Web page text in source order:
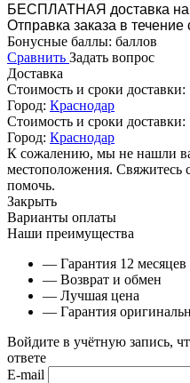
БЕСПЛАТНАЯ доставка на
Отправка заказа в течение
Бонусные баллы: баллов
Сравнить Задать вопрос
Доставка
Стоимость и сроки доставки:
Город: Краснодар
Стоимость и сроки доставки:
Город: Краснодар
К сожалению, мы не нашли
местоположения. Свяжитесь
помочь.
Закрыть
Варианты оплаты
Наши преимущества
— Гарантия 12 месяцев
— Возврат и обмен
— Лучшая цена
— Гарантия
Войдите в учётную запись,
ответе
E-mail